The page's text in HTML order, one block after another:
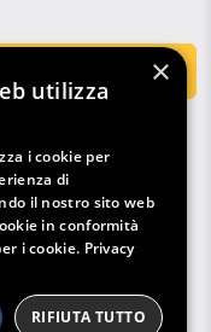
×
utilizza
i cookie per
di
il nostro sito web
in conformità
i cookie. Privacy
RIFIUTA TUTTO